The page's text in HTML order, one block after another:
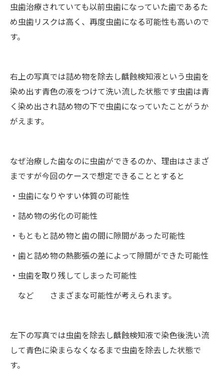
虫歯治療されていても以前虫歯になっていた歯であるた
め虫歯リスクは高く、再度虫歯になる可能性も高いので
す。
右上の写真では詰め物を除去し齲蝕検知液という虫歯を
染め出す青色の液をつけて洗い流した状態です虫歯は青
く染め出され詰め物の下で虫歯になっていたことがうか
がえます。
なぜ治療した歯なのに虫歯ができるのか、理由はさまざ
まですが今回のケースで想定できることとすると
・虫歯になりやすい体質の可能性
・詰め物の劣化の可能性
・もともと詰め物と歯の間に隙間があった可能性
・歯と詰め物の熱膨張の差によって隙間ができた可能性
・虫歯を取り残してしまった可能性
など さまざまな可能性が考えられます。
左下の写真では虫歯を除去し齲蝕検知液で染色後洗い流
して青色に染まらなくなるまで虫歯を除去した状態で
す。